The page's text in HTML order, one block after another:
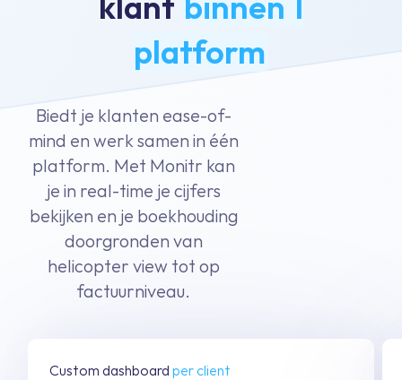
platform
Biedt je klanten ease-of-
mind en werk samen in één
platform. Met Monitr kan
je in real-time je cijfers
bekijken en je boekhouding
doorgronden van
helicopter view tot op
factuurniveau.
Custom dashboard per client